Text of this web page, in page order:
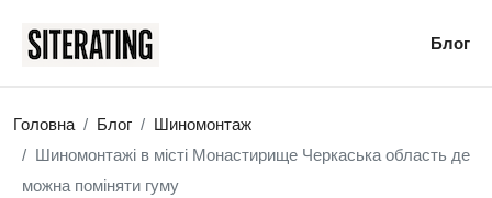
Блог
Головна Блог
Шиномонтаж
Шиномонтажі в місті Монастирище Черкаська область де
можна поміняти гуму